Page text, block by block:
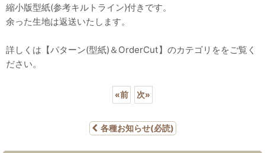
縮小版型紙(参考キルトライン)付きです。
余った生地は返送いたします。
詳しくは【パターン(型紙)＆OrderCut】のカテゴリををご覧く
ださい。
«前 次»
各種お知らせ(必読)